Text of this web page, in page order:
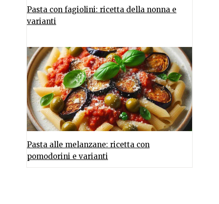
Pasta con fagiolini: ricetta della nonna e
varianti
Pasta alle melanzane: ricetta con
pomodorini e varianti